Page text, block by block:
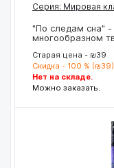
Серия: Мировая
"По следам сна"
многообразном
Старая цена - ₪39
Скидка - 100 % (₪39)
Нет на складе.
Можно заказать.